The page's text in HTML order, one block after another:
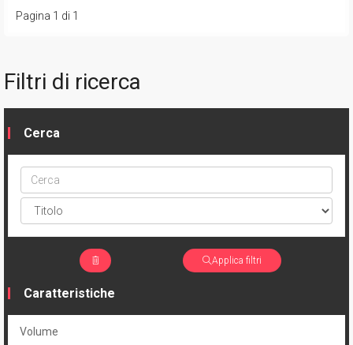
Pagina 1 di 1
Filtri di ricerca
Cerca
Cerca
ptype
Applica filtri
Caratteristiche
Volume